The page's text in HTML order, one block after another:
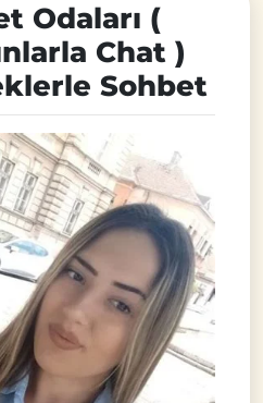
Odaları (
Chat )
Sohbet